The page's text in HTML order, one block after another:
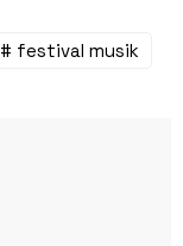
# festival musik